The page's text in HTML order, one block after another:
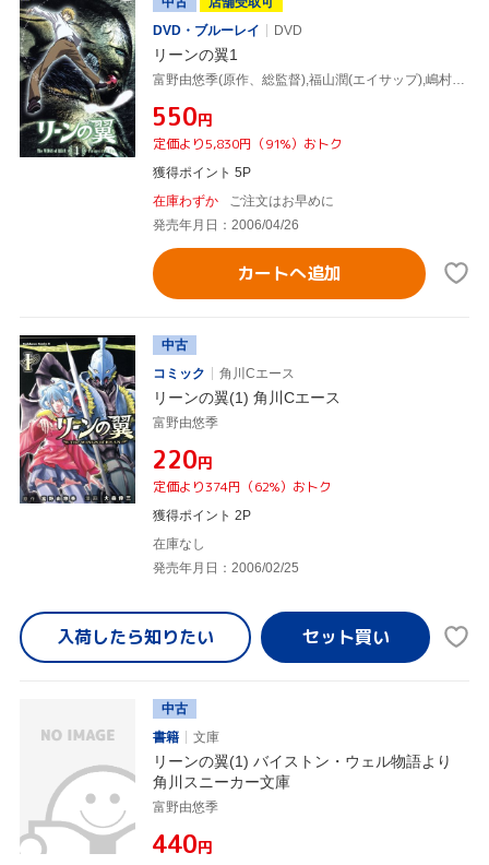
DVD・ブルーレイ
DVD
リーンの翼1
富野由悠季(原作、総監督),福山潤(エイサップ),嶋村侑(リュクス)
¥550円
定価より5,830円（91%）おトク
獲得ポイント 5P
在庫わずか
ご注文はお早めに
発売年月日：2006/04/26
カートへ追加
中古
コミック
角川Cエース
リーンの翼(1) 角川Cエース
富野由悠季
¥220円
定価より374円（62%）おトク
獲得ポイント 2P
在庫なし
発売年月日：2006/02/25
入荷したら知りたい
中古
書籍
文庫
リーンの翼(1) バイストン・ウェル物語より
角川スニーカー文庫
富野由悠季
¥440円